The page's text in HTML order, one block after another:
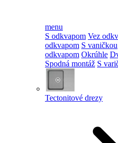
menu
S odkvapom Vez
odkvapom S vaničkou
odkvapom Okrúhle
Spodná montáž S
Tectonitové drezy